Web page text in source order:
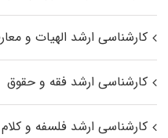
کارشناسی ارشد الهیات و
کارشناسی ارشد فقه و حقوق
کارشناسی ارشد فلسفه و